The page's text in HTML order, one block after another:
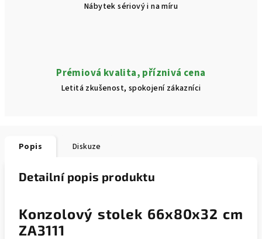
Nábytek sériový i na míru
Prémiová kvalita, příznivá cena
Letitá zkušenost, spokojení zákazníci
Popis Diskuze
Detailní popis produktu
Konzolový stolek 66x80x32 cm
ZA3111